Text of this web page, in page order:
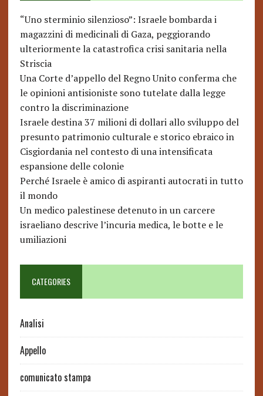
“Uno sterminio silenzioso”: Israele bombarda i
magazzini di medicinali di Gaza, peggiorando
ulteriormente la catastrofica crisi sanitaria nella
Striscia
Una Corte d’appello del Regno Unito conferma che
le opinioni antisioniste sono tutelate dalla legge
contro la discriminazione
Israele destina 37 milioni di dollari allo sviluppo del
presunto patrimonio culturale e storico ebraico in
Cisgiordania nel contesto di una intensificata
espansione delle colonie
Perché Israele è amico di aspiranti autocrati in tutto
il mondo
Un medico palestinese detenuto in un carcere
israeliano descrive l’incuria medica, le botte e le
umiliazioni
CATEGORIES
Analisi
Appello
comunicato stampa